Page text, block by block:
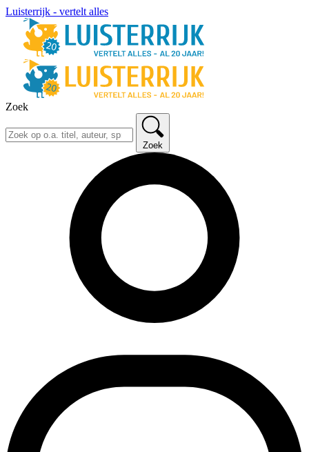
Luisterrijk - vertelt alles
Zoek
Zoek